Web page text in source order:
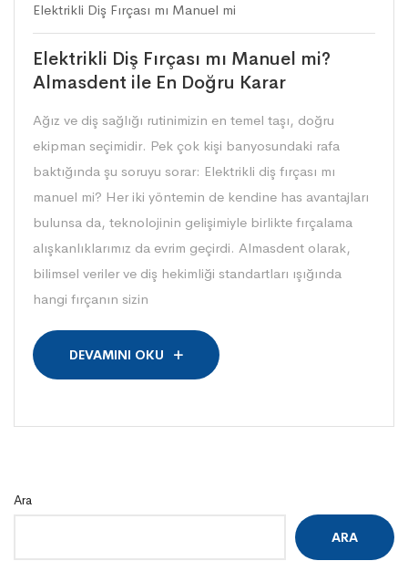
Elektrikli Diş Fırçası mı Manuel mi
Elektrikli Diş Fırçası mı Manuel mi?
Almasdent ile En Doğru Karar
Ağız ve diş sağlığı rutinimizin en temel taşı, doğru
ekipman seçimidir. Pek çok kişi banyosundaki rafa
baktığında şu soruyu sorar: Elektrikli diş fırçası mı
manuel mi? Her iki yöntemin de kendine has avantajları
bulunsa da, teknolojinin gelişimiyle birlikte fırçalama
alışkanlıklarımız da evrim geçirdi. Almasdent olarak,
bilimsel veriler ve diş hekimliği standartları ışığında
hangi fırçanın sizin
DEVAMINI OKU
Ara
ARA